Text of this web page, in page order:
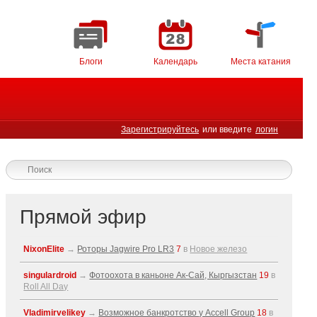
Блоги Календарь Места катания
Зарегистрируйтесь или введите логин
Прямой эфир
NixonElite → Роторы Jagwire Pro LR3 7 в Новое железо
singulardroid →Фотоохота в каньоне Ак-Cай, Кыргызстан 19 в
Roll All Day
Vladimirvelikey → Возможное банкротство у Accell Group 18 в